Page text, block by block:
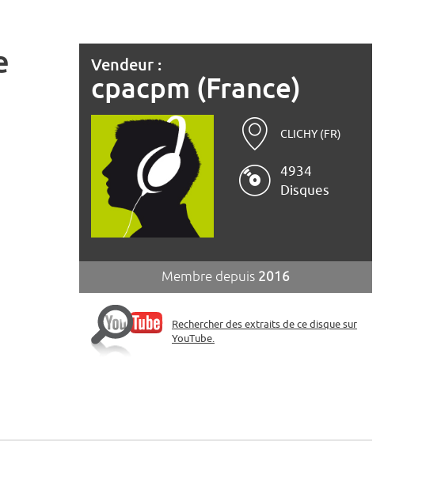
Vendeur :
cpacpm (France)
CLICHY (FR)
4934
Disques
Membre depuis 2016
Rechercher des extraits de ce disque sur
YouTube.